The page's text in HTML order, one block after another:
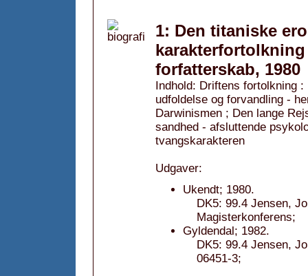
1: Den titaniske
forfatterskab, 1980
Indhold: Driftens fortolkning
udfoldelse og forvandling -
Darwinismen ; Den lange
sandhed - afsluttende
tvangskarakteren
Udgaver:
Ukendt; 1980.
DK5: 99.4 Jensen,
Magisterkonferens;
Gyldendal; 1982.
DK5: 99.4 Jensen,
06451-3;